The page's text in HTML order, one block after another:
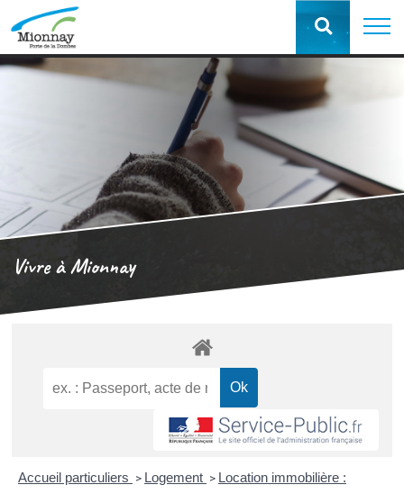
Vivre à Mionnay
Accueil particuliers > Logement > Location immobilière :